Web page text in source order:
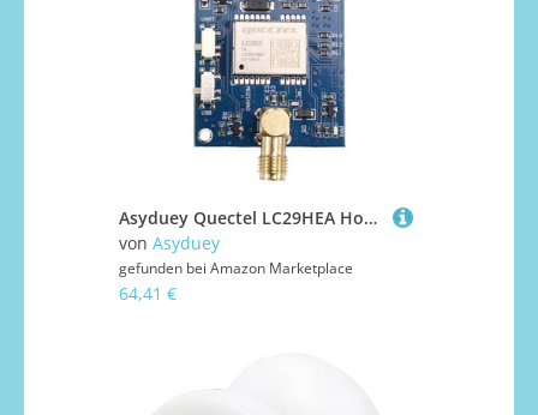
Asyduey Quectel LC29HEA Hochpräzises RTK- auf Zentimeterebene, 10 Hz, Drohnen-Flugsteuerung, Mobile Station, GNSS-Differential
von Asyduey
gefunden bei Amazon Marketplace
64,41 €